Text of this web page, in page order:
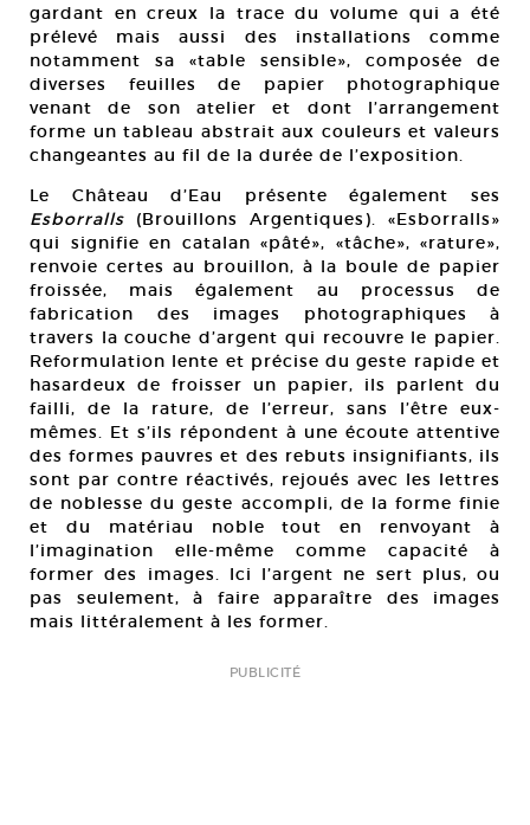
gardant en creux la trace du volume qui a été
prélevé mais aussi des installations comme
notamment sa «table sensible», composée de
diverses feuilles de papier photographique
venant de son atelier et dont l’arrangement
forme un tableau abstrait aux couleurs et valeurs
changeantes au fil de la durée de l’exposition.
Le Château d’Eau présente également ses
Esborralls (Brouillons Argentiques). «Esborralls»
qui signifie en catalan «pâté», «tâche», «rature»,
renvoie certes au brouillon, à la boule de papier
froissée, mais également au processus de
fabrication des images photographiques à
travers la couche d’argent qui recouvre le papier.
Reformulation lente et précise du geste rapide et
hasardeux de froisser un papier, ils parlent du
failli, de la rature, de l’erreur, sans l’être eux-
mêmes. Et s’ils répondent à une écoute attentive
des formes pauvres et des rebuts insignifiants, ils
sont par contre réactivés, rejoués avec les lettres
de noblesse du geste accompli, de la forme finie
et du matériau noble tout en renvoyant à
l’imagination elle-même comme capacité à
former des images. Ici l’argent ne sert plus, ou
pas seulement, à faire apparaître des images
mais littéralement à les former.
PUBLICITÉ